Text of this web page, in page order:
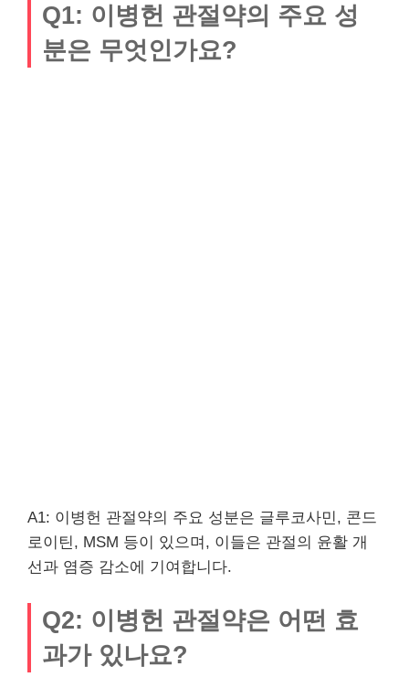
Q1: 이병헌 관절약의 주요 성
분은 무엇인가요?
A1: 이병헌 관절약의 주요 성분은 글루코사민, 콘드
로이틴, MSM 등이 있으며, 이들은 관절의 윤활 개
선과 염증 감소에 기여합니다.
Q2: 이병헌 관절약은 어떤 효
과가 있나요?